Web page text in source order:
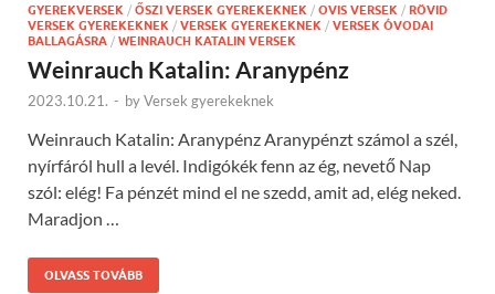
GYEREKVERSEK / ŐSZI VERSEK GYEREKEKNEK / OVIS VERSEK / RÖVID
VERSEK GYEREKEKNEK / VERSEK GYEREKEKNEK / VERSEK ÓVODAI
BALLAGÁSRA / WEINRAUCH KATALIN VERSEK
Weinrauch Katalin: Aranypénz
2023.10.21. - byVersek gyerekeknek
Weinrauch Katalin: Aranypénz Aranypénzt számol a szél,
nyírfáról hull a levél. Indigókék fenn az ég, nevető Nap
szól: elég! Fa pénzét mind el ne szedd, amit ad, elég neked.
Maradjon …
OLVASS TOVÁBB